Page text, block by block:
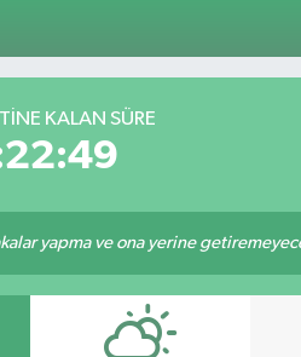
KALAN SÜRE
yapma ve ona yerine